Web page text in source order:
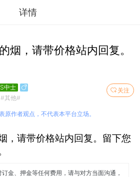
详情
烟，请带价格站内回复。
关注
中士
#其他#
原作者观点，不代表本平台立场。
，请带价格站内回复。留下您
金、押金等任何费用，请与对方当面沟通，